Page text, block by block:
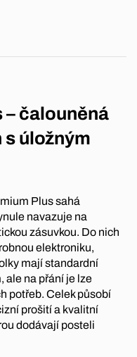
– čalouněná
úložným
Plus sahá
navazuje na
zásuvkou. Do nich
elektroniku,
mají standardní
ale na přání je lze
potřeb. Celek působí
prošití a kvalitní
dodávají posteli